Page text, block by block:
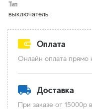
Тип
выключатель
Оплата
Онлайн оплата прямо
Доставка
При заказе от 15000р